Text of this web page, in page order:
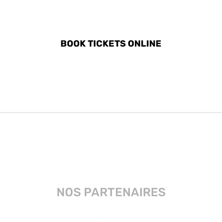
BOOK TICKETS ONLINE
NOS PARTENAIRES